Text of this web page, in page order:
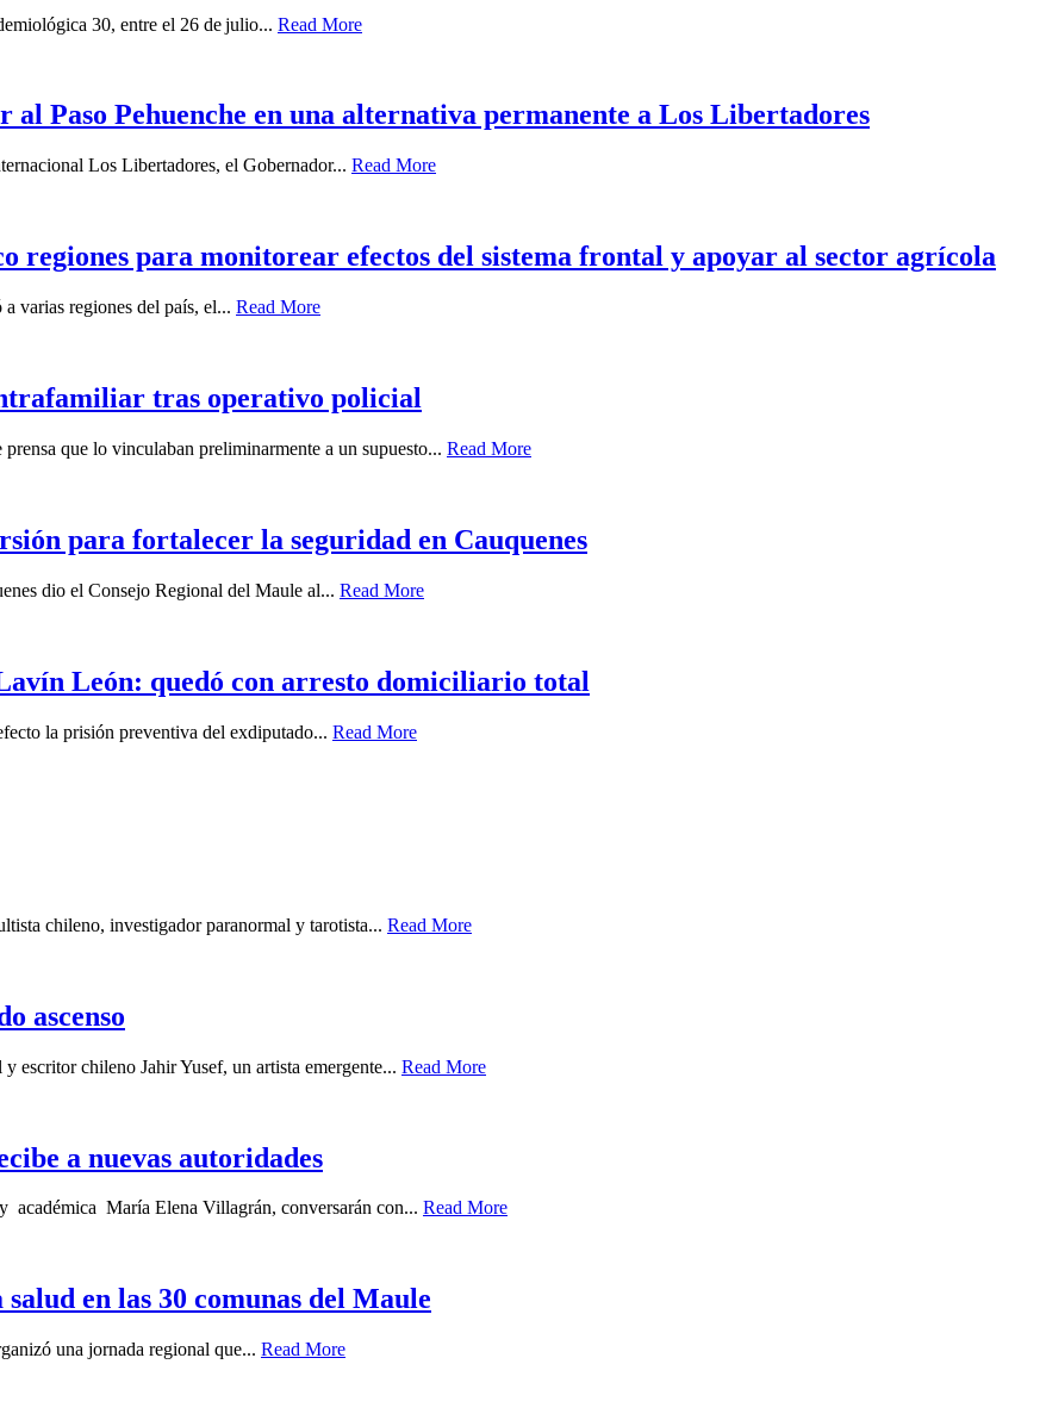
30, entre el 26 de julio... Read More
Paso Pehuenche en una alternativa permanente a Los Libertadores
Los Libertadores, el Gobernador... Read More
para monitorear efectos del sistema frontal y apoyar al sector agrícola
varias regiones del país, el... Read More
tras operativo policial
que lo vinculaban preliminarmente a un supuesto... Read More
para fortalecer la seguridad en Cauquenes
dio el Consejo Regional del Maule al... Read More
León: quedó con arresto domiciliario total
la prisión preventiva del exdiputado... Read More
chileno, investigador paranormal y tarotista... Read More
ascenso
escritor chileno Jahir Yusef, un artista emergente... Read More
a nuevas autoridades
académica María Elena Villagrán, conversarán con... Read More
en las 30 comunas del Maule
una jornada regional que... Read More